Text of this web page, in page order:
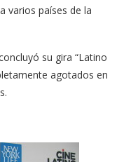
varios países de la
su gira “Latino
agotados en